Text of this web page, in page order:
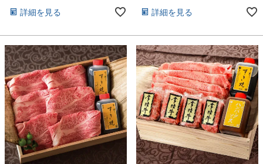
食べ方レシピ
焼き方レシピ
レビュー一覧
ご予算から選ぶ
牛肉部位一覧
コーンスープ
目録ギフト
手造りタレ
プレミアムギフト
商品券
ギフトカテゴリー一覧
詳細を見る 詳細を見る